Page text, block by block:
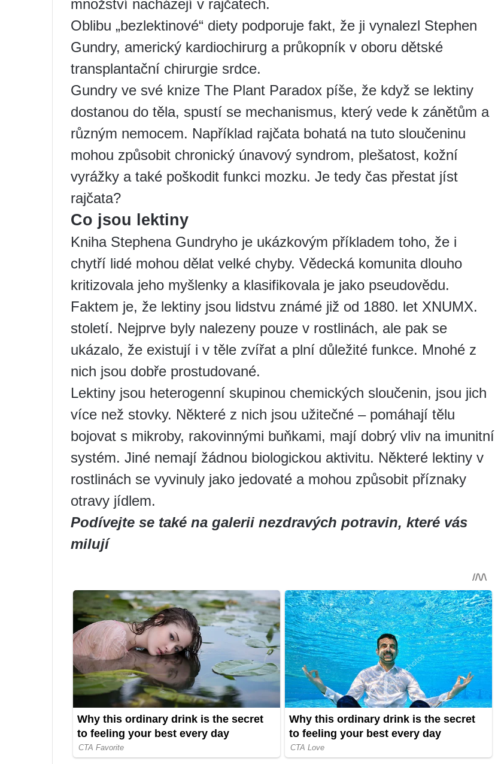
množství nacházejí v rajčatech.
Oblibu „bezlektinové“ diety podporuje fakt, že ji vynalezl Stephen
Gundry, americký kardiochirurg a průkopník v oboru dětské
transplantační chirurgie srdce.
Gundry ve své knize The Plant Paradox píše, že když se lektiny
dostanou do těla, spustí se mechanismus, který vede k zánětům a
různým nemocem. Například rajčata bohatá na tuto sloučeninu
mohou způsobit chronický únavový syndrom, plešatost, kožní
vyrážky a také poškodit funkci mozku. Je tedy čas přestat jíst
rajčata?
Co jsou lektiny
Kniha Stephena Gundryho je ukázkovým příkladem toho, že i
chytří lidé mohou dělat velké chyby. Vědecká komunita dlouho
kritizovala jeho myšlenky a klasifikovala je jako pseudovědu.
Faktem je, že lektiny jsou lidstvu známé již od 1880. let XNUMX.
století. Nejprve byly nalezeny pouze v rostlinách, ale pak se
ukázalo, že existují i ​​v těle zvířat a plní důležité funkce. Mnohé z
nich jsou dobře prostudované.
Lektiny jsou heterogenní skupinou chemických sloučenin, jsou jich
více než stovky. Některé z nich jsou užitečné – pomáhají tělu
bojovat s mikroby, rakovinnými buňkami, mají dobrý vliv na imunitní
systém. Jiné nemají žádnou biologickou aktivitu. Některé lektiny v
rostlinách se vyvinuly jako jedovaté a mohou způsobit příznaky
otravy jídlem.
Podívejte se také na galerii nezdravých potravin, které vás
milují